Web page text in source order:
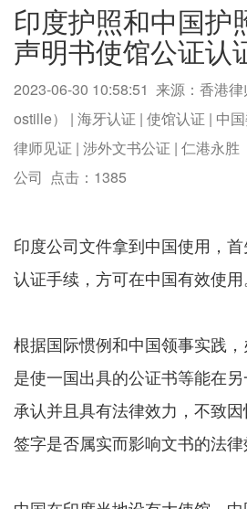
印度护照和中国护
声明书使馆公证认
2023-06-30 10:58:51 来源：香港
ostille） | 海牙认证 | 使馆认证 | 中
律师见证 | 涉外文书公证 | 仁港永胜
公司 点击： 1385
印度公司文件拿到中国使用，
认证手续，方可在中国有效使用
根据国际惯例和中国领事实践
是使一国出具的公证书等能在
承认并且具有法律效力，不致
签字是否属实而影响文书的法律